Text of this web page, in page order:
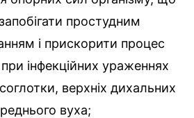
простудним
і прискорити процес
інфекційних ураженнях
верхніх дихальних
вуха;